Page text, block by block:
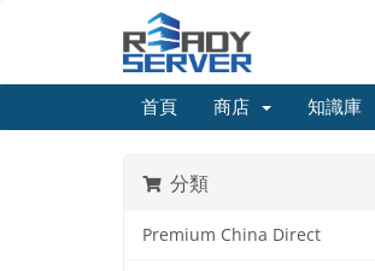
首頁 商店 知識庫
分類
Premium China Direct